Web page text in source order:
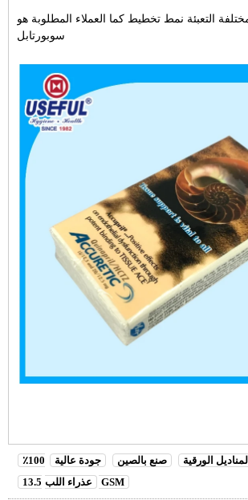
التعبئة نمط تخطيط كما العملاء المطلوبة هو
المناديل الورقية صنع بالصين جودة عالية
100٪
عذراء اللب
13.5 GSM